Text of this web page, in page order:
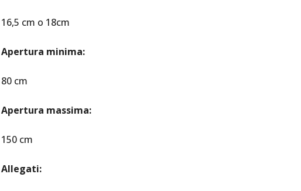
16,5 cm o 18cm
Apertura minima:
80 cm
Apertura massima:
150 cm
Allegati: